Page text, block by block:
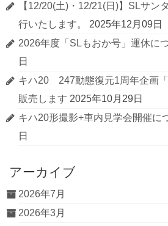
【12/20(土)・12/21(日)】SLサ
行いたします。
2025年12月09日
2026年度「SLもおか号」運休に
日
キハ20 247動態復元1周年企画
販売します 2025年10月29日
キハ20形撮影+車内見学会開催に
日
アーカイブ
2026年7月
2026年3月